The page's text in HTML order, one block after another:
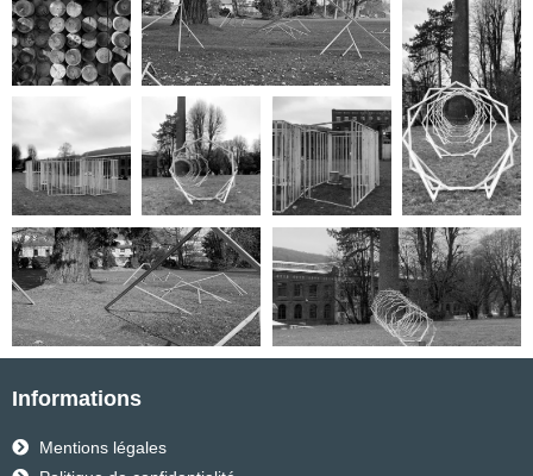
Informations
Mentions légales